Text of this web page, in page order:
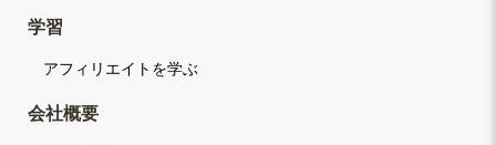
学習
アフィリエイトを学ぶ
会社概要